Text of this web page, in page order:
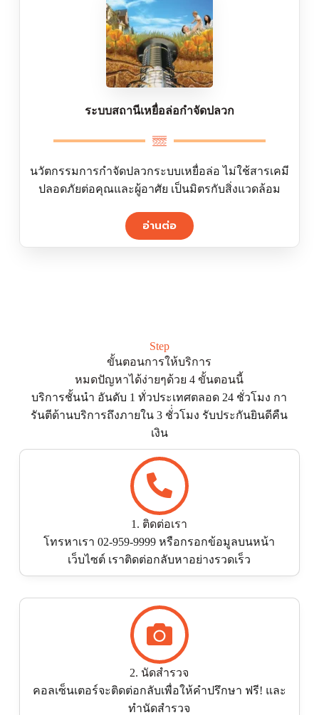
ระบบสถานีเหยื่อล่อกำจัดปลวก
นวัตกรรมการกำจัดปลวกระบบเหยื่อล่อ ไม่ใช้สารเคมี
ปลอดภัยต่อคุณและผู้อาศัย เป็นมิตรกับสิ่งแวดล้อม
อ่านต่อ
Step
ขั้นตอนการให้บริการ
หมดปัญหาได้ง่ายๆด้วย 4 ขั้นตอนนี้
บริการชั้นนำ อันดับ 1 ทั่วประเทศตลอด 24 ชั่วโมง กา
รันตีด้านบริการถึงภายใน 3 ชั่่วโมง รับประกันยินดีคืน
เงิน
1. ติดต่อเรา
โทรหาเรา 02-959-9999 หรือกรอกข้อมูลบนหน้า
เว็บไซต์ เราติดต่อกลับหาอย่างรวดเร็ว
2. นัดสำรวจ
คอลเซ็นเตอร์จะติดต่อกลับเพื่อให้คำปรึกษา ฟรี! และ
ทำนัดสำรวจ